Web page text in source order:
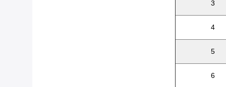
3
4
5
6